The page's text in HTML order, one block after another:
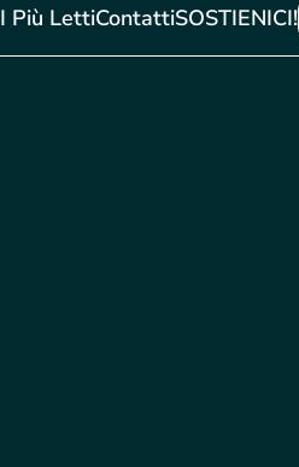
I Più LettiContattiSOSTIENICI!